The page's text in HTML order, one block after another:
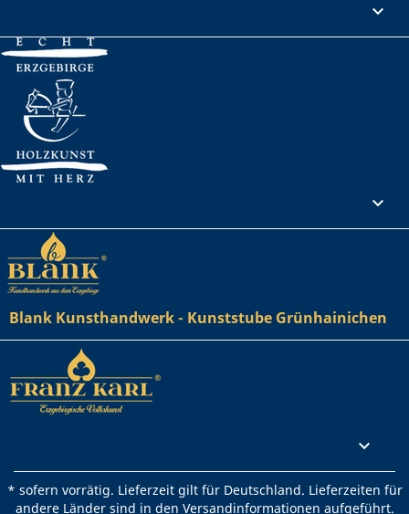


Blank Kunsthandwerk - Kunststube Grünhainichen

* sofern vorrätig. Lieferzeit gilt für Deutschland. Lieferzeiten für
andere Länder sind in den Versandinformationen aufgeführt.